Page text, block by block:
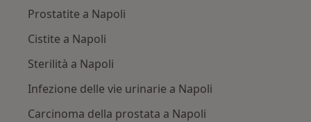
Prostatite a Napoli
Cistite a Napoli
Sterilità a Napoli
Infezione delle vie urinarie a Napoli
Carcinoma della prostata a Napoli